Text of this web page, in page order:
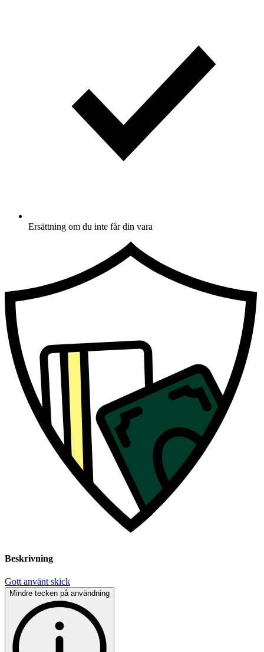
Ersättning om du inte får din vara
Beskrivning
Gott använt skick
Mindre tecken på användning